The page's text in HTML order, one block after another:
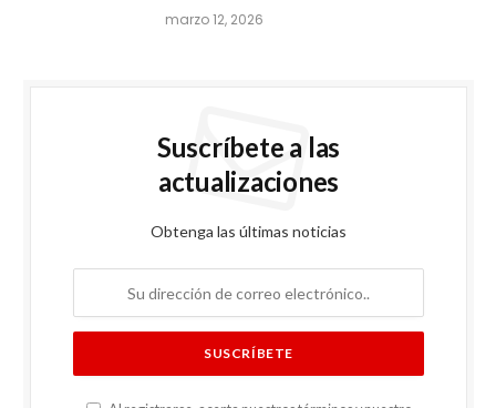
marzo 12, 2026
Suscríbete a las
actualizaciones
Obtenga las últimas noticias